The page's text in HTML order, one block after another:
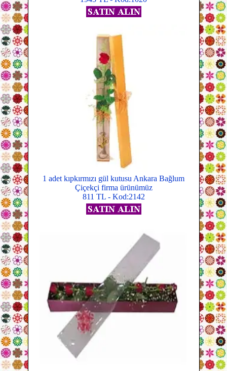
1 adet kıpkırmızı gül kutusu Ankara Bağlum
Çiçekçi firma ürünümüz
811 TL - Kod:2142